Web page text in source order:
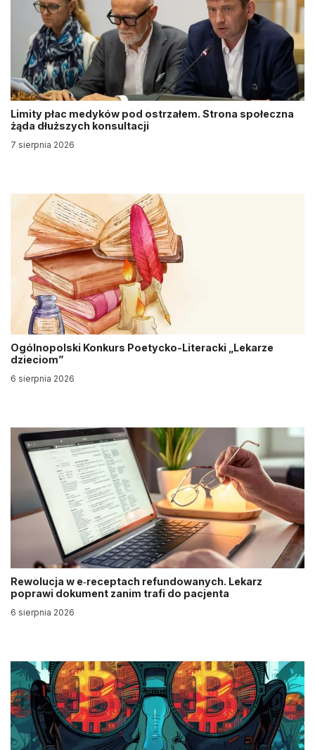
Limity płac medyków pod ostrzałem. Strona społeczna
żąda dłuższych konsultacji
7 sierpnia 2026
Ogólnopolski Konkurs Poetycko-Literacki „Lekarze
dzieciom”
6 sierpnia 2026
Rewolucja w e‑receptach refundowanych. Lekarz
poprawi dokument zanim trafi do pacjenta
6 sierpnia 2026